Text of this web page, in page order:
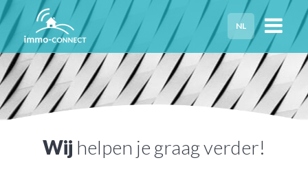
NL
HOME
PRIVACY
Wij helpen je graag verder!